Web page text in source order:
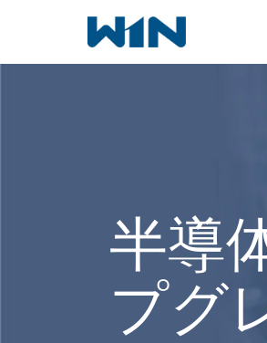
を
半導
プグ